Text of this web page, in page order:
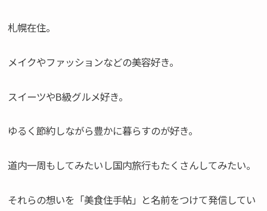
札幌在住。
メイクやファッションなどの美容好き。
スイーツやB級グルメ好き。
ゆるく節約しながら豊かに暮らすのが好き。
道内一周もしてみたいし国内旅行もたくさんしてみたい。
それらの想いを「美食住手帖」と名前をつけて発信してい